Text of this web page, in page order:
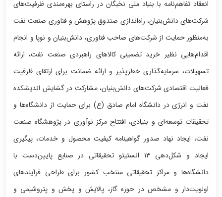
انعقاد تفاهم‌نامه با بنیاد ملی نخبگان در راستای بهره‌مندی ظرفیت‌های
شرکت‌های دانش‌بنیان، راه‌اندازی صندوق پژوهش و فناوری صنعت نفت
به‌منظور حمایت از شرکت‌های صاحب فناوری، دانش‌بنیان و نوپا و انجام
اقدام‌هایی نظیر خرید تضمینی کالاهای راهبردی صنعت نفت، ارائه
تسهیلات، سرمایه‌گذاری خطرپذیر و ارائه ضمانت برای ارتقای ظرفیت
فعالیت اقتصادی شرکت‌های دانش‌بنیان، مشارکت در گشایش اندیشکده
نفت و انرژی در دانشگاه امام صادق (ع) برای حمایت از دانشگاه‌ها و
تحقیقات توسعه‌ای و بنیادی، افتتاح مرکز نوآوری در پژوهشگاه صنعت
نفت، ایجاد نهاد صدور گواهینامه کیفیت محصول و خدمات، پیگیری
ایجاد و شکل‌دهی ‌۱۳ انستیتو تحقیقاتی در صنایع پایین‌دست با
دانشگاه‌ها و مراکز تحقیقاتی منتخب کشور برای طراحی فرآیندهای
اولویت‌دار و مشخص در حوزه گاز، پالایش و پخش و پتروشیمی و